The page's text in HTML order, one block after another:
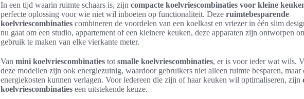
In een tijd waarin ruimte schaars is, zijn compacte koelvriescombinaties voor kleine
perfecte oplossing voor wie niet wil inboeten op functionaliteit. Deze ruimtebesparende
koelvriescombinaties combineren de voordelen van een koelkast en vriezer in één slim
nu gaat om een studio, appartement of een kleinere keuken, deze apparaten zijn ontworpen
gebruik te maken van elke vierkante meter.
Van mini koelvriescombinaties tot smalle koelvriescombinaties, er is voor ieder wat wils.
deze modellen zijn ook energiezuinig, waardoor gebruikers niet alleen ruimte besparen, maar
energiekosten kunnen verlagen. Voor iedereen die zijn of haar keuken wil optimaliseren, zijn
koelvriescombinaties een uitstekende keuze.